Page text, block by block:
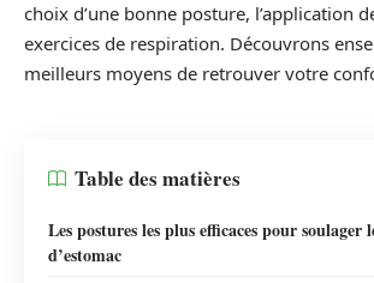
choix d’une bonne posture, l’application
exercices de respiration. Découvrons
meilleurs moyens de retrouver votre
Table des matières
Les postures les plus efficaces pour soulager
d’estomac